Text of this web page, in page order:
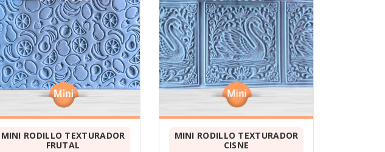
MINI RODILLO TEXTURADOR
FRUTAL
MINI RODILLO TEXTURADOR
CISNE